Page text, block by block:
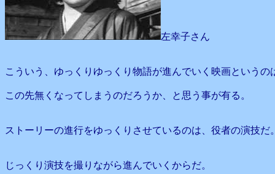
左幸子さん
こういう、ゆっくりゆっくり物語が進んでいく映画というの
この先無くなってしまうのだろうか、と思う事が有る。
ストーリーの進行をゆっくりさせているのは、役者の演技だ
じっくり演技を撮りながら進んでいくからだ。